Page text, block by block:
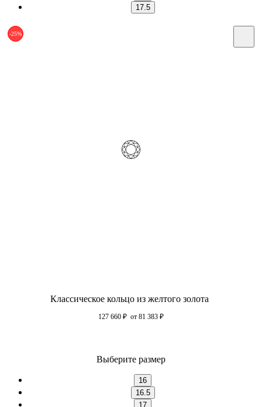
17.5
-25%
Классическое кольцо из желтого золота
127 660 ₽ от 81 383 ₽
Выберите размер
16
16.5
17